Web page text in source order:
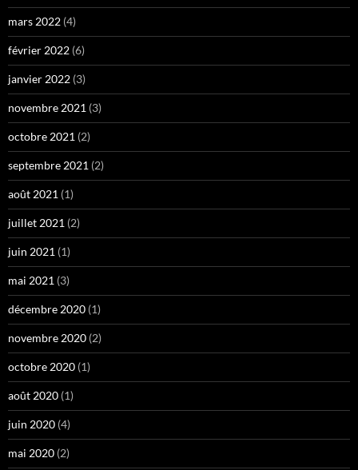
mars 2022 (4)
février 2022 (6)
janvier 2022 (3)
novembre 2021 (3)
octobre 2021 (2)
septembre 2021 (2)
août 2021 (1)
juillet 2021 (2)
juin 2021 (1)
mai 2021 (3)
décembre 2020 (1)
novembre 2020 (2)
octobre 2020 (1)
août 2020 (1)
juin 2020 (4)
mai 2020 (2)